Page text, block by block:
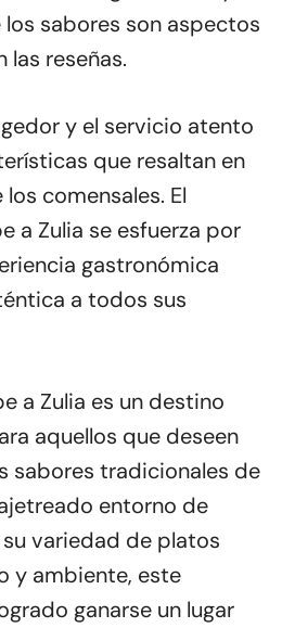
sabores son aspectos
las reseñas.
y el servicio atento
que resaltan en
comensales. El
a Zulia se esfuerza por
gastronómica
a todos sus
a Zulia es un destino
aquellos que deseen
sabores tradicionales de
entorno de
variedad de platos
y ambiente, este
ganarse un lugar